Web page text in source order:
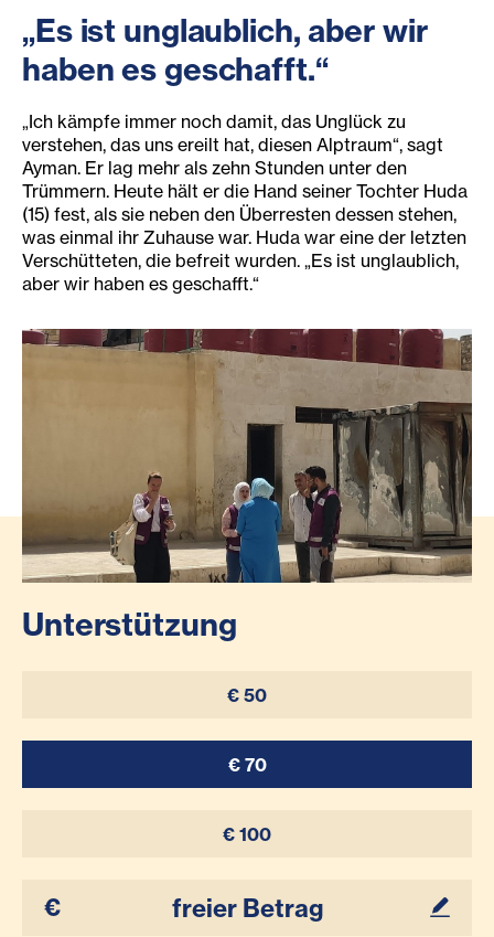
„Es ist unglaublich, aber wir
haben es geschafft.“
„Ich kämpfe immer noch damit, das Unglück zu
verstehen, das uns ereilt hat, diesen Alptraum“, sagt
Ayman. Er lag mehr als zehn Stunden unter den
Trümmern. Heute hält er die Hand seiner Tochter Huda
(15) fest, als sie neben den Überresten dessen stehen,
was einmal ihr Zuhause war. Huda war eine der letzten
Verschütteten, die befreit wurden. „Es ist unglaublich,
aber wir haben es geschafft.“
Unterstützung
€ 50
€ 70
€ 100